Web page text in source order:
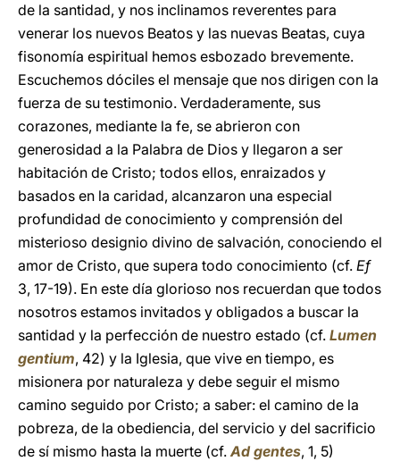
de la santidad, y nos inclinamos reverentes para
venerar los nuevos Beatos y las nuevas Beatas, cuya
fisonomía espiritual hemos esbozado brevemente.
Escuchemos dóciles el mensaje que nos dirigen con la
fuerza de su testimonio. Verdaderamente, sus
corazones, mediante la fe, se abrieron con
generosidad a la Palabra de Dios y llegaron a ser
habitación de Cristo; todos ellos, enraizados y
basados en la caridad, alcanzaron una especial
profundidad de conocimiento y comprensión del
misterioso designio divino de salvación, conociendo el
amor de Cristo, que supera todo conocimiento (cf. Ef
3, 17-19). En este día glorioso nos recuerdan que todos
nosotros estamos invitados y obligados a buscar la
santidad y la perfección de nuestro estado (cf. Lumen
gentium, 42) y la Iglesia, que vive en tiempo, es
misionera por naturaleza y debe seguir el mismo
camino seguido por Cristo; a saber: el camino de la
pobreza, de la obediencia, del servicio y del sacrificio
de sí mismo hasta la muerte (cf.Ad gentes, 1, 5)